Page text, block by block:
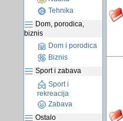
Tehnika
Dom, porodica,
biznis
Dom i porodica
Biznis
Sport i zabava
Sport i
rekreacija
Zabava
Ostalo